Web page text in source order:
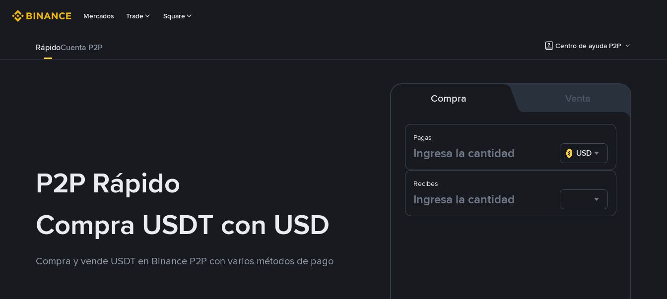
Mercados Trade Square
RápidoCuenta P2P Centro de ayuda P2P
P2P Rápido
Compra USDT con USD
Compra y vende USDT en Binance P2P con varios métodos de pago
Compra Venta
Pagas
USD
Recibes